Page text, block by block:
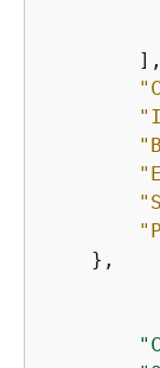
        ],
    },